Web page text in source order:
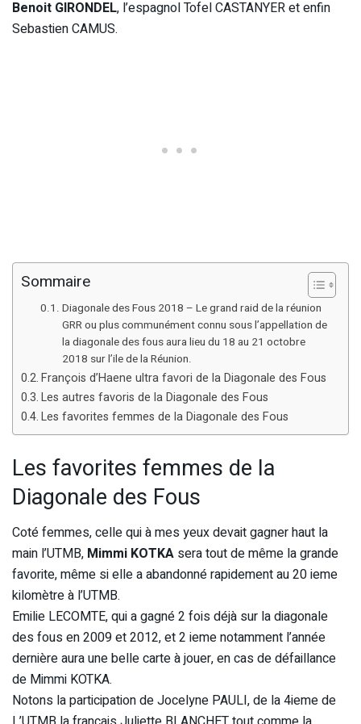
Benoit GIRONDEL, l’espagnol Tofel CASTANYER et enfin
Sebastien CAMUS.
Sommaire
Diagonale des Fous 2018 – Le grand raid de la réunion
GRR ou plus communément connu sous l’appellation de
la diagonale des fous aura lieu du 18 au 21 octobre
2018 sur l’ile de la Réunion.
François d’Haene ultra favori de la Diagonale des Fous
Les autres favoris de la Diagonale des Fous
Les favorites femmes de la Diagonale des Fous
Les favorites femmes de la
Diagonale des Fous
Coté femmes, celle qui à mes yeux devait gagner haut la
main l’UTMB, Mimmi KOTKA sera tout de même la grande
favorite, même si elle a abandonné rapidement au 20 ieme
kilomètre à l’UTMB.
Emilie LECOMTE, qui a gagné 2 fois déjà sur la diagonale
des fous en 2009 et 2012, et 2 ieme notamment l’année
dernière aura une belle carte à jouer, en cas de défaillance
de Mimmi KOTKA.
Notons la participation de Jocelyne PAULI, de la 4ieme de